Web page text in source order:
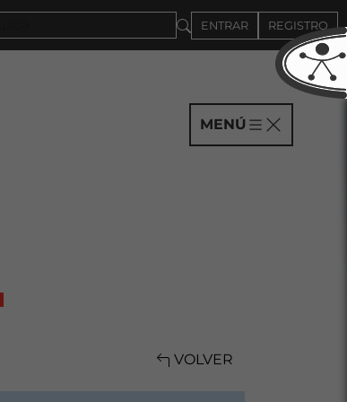
ENTRAR REGISTRO
MENÚ
VOLVER